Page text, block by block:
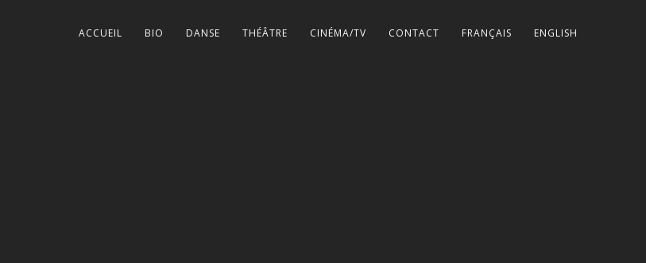
ACCUEIL BIO DANSE THÉÂTRE CINÉMA/TV CONTACT FRANÇAIS ENGLISH